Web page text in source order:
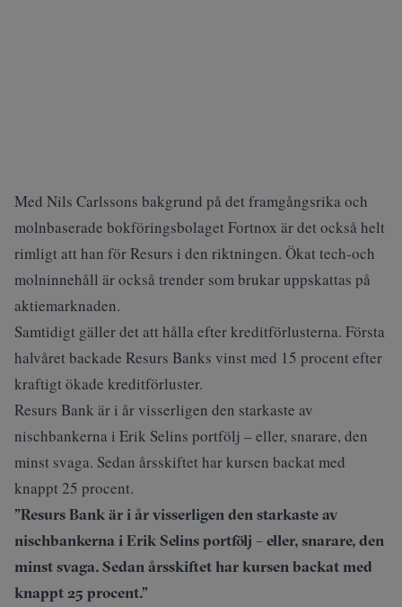
Med Nils Carlssons bakgrund på det framgångsrika och
molnbaserade bokföringsbolaget Fortnox är det också helt
rimligt att han för Resurs i den riktningen. Ökat tech-och
molninnehåll är också trender som brukar uppskattas på
aktiemarknaden.
Samtidigt gäller det att hålla efter kreditförlusterna. Första
halvåret backade Resurs Banks vinst med 15 procent efter
kraftigt ökade kreditförluster.
Resurs Bank är i år visserligen den starkaste av
nischbankerna i Erik Selins portfölj – eller, snarare, den
minst svaga. Sedan årsskiftet har kursen backat med
knappt 25 procent.
”Resurs Bank är i år visserligen den starkaste av
nischbankerna i Erik Selins portfölj – eller, snarare, den
minst svaga. Sedan årsskiftet har kursen backat med
knappt 25 procent.”